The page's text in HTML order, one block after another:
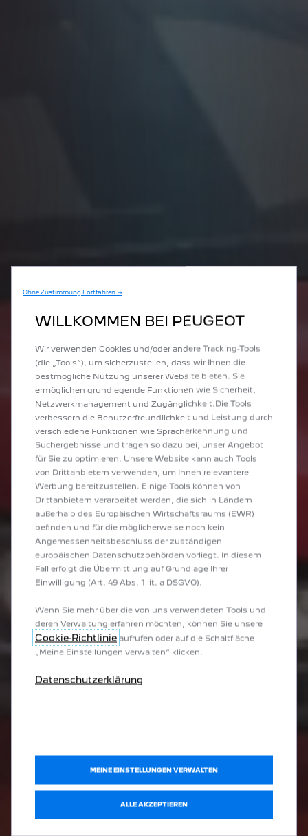
Ohne Zustimmung Fortfahren →
WILLKOMMEN BEI PEUGEOT
Wir verwenden Cookies und/oder andere Tracking-Tools
(die „Tools“), um sicherzustellen, dass wir Ihnen die
bestmögliche Nutzung unserer Website bieten. Sie
ermöglichen grundlegende Funktionen wie Sicherheit,
Netzwerkmanagement und Zugänglichkeit.Die Tools
verbessern die Benutzerfreundlichkeit und Leistung durch
verschiedene Funktionen wie Spracherkennung und
Suchergebnisse und tragen so dazu bei, unser Angebot
für Sie zu optimieren. Unsere Website kann auch Tools
von Drittanbietern verwenden, um Ihnen relevantere
Werbung bereitzustellen. Einige Tools können von
Drittanbietern verarbeitet werden, die sich in Ländern
außerhalb des Europäischen Wirtschaftsraums (EWR)
befinden und für die möglicherweise noch kein
Angemessenheitsbeschluss der zuständigen
europäischen Datenschutzbehörden vorliegt. In diesem
Fall erfolgt die Übermittlung auf Grundlage Ihrer
Einwilligung (Art. 49 Abs. 1 lit. a DSGVO).
Wenn Sie mehr über die von uns verwendeten Tools und
deren Verwaltung erfahren möchten, können Sie unsere
Cookie‑Richtlinie aufrufen oder auf die Schaltfläche
„Meine Einstellungen verwalten“ klicken.
Datenschutzerklärung
MEINE EINSTELLUNGEN VERWALTEN
ALLE AKZEPTIEREN